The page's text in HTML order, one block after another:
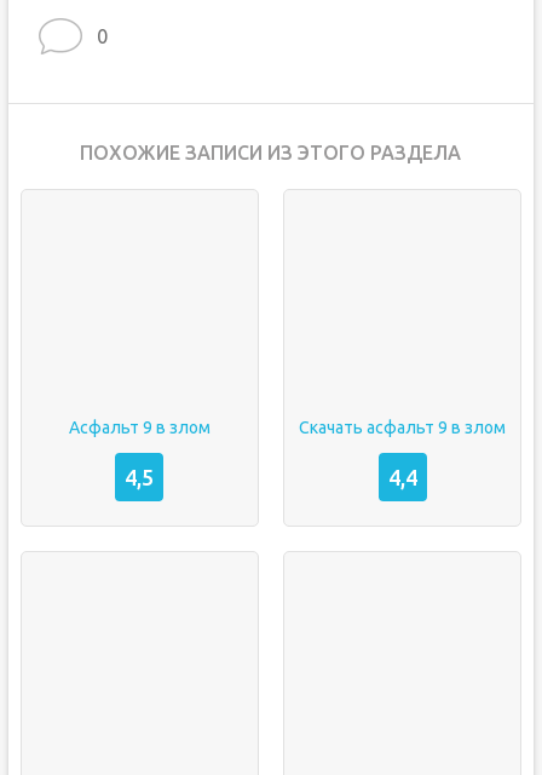
0
ПОХОЖИЕ ЗАПИСИ ИЗ ЭТОГО РАЗДЕЛА
Асфальт 9 в злом
4,5
Cкачать асфальт 9 в злом
4,4